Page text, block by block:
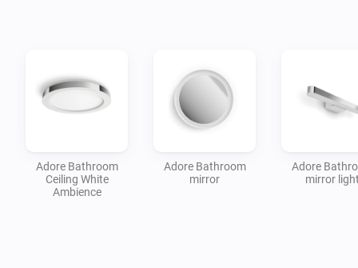
offers light for every room in your home.
Adore Bathroom
Ceiling White
Ambience
Adore Bathroom
mirror
Adore
mirror